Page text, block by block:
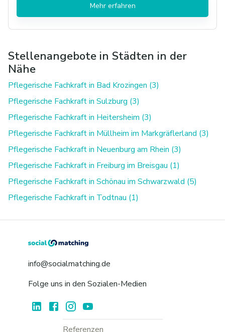
Mehr erfahren
Stellenangebote in Städten in der
Nähe
Pflegerische Fachkraft in Bad Krozingen (3)
Pflegerische Fachkraft in Sulzburg (3)
Pflegerische Fachkraft in Heitersheim (3)
Pflegerische Fachkraft in Müllheim im Markgräflerland (3)
Pflegerische Fachkraft in Neuenburg am Rhein (3)
Pflegerische Fachkraft in Freiburg im Breisgau (1)
Pflegerische Fachkraft in Schönau im Schwarzwald (5)
Pflegerische Fachkraft in Todtnau (1)
info@socialmatching.de
Folge uns in den Sozialen-Medien
Referenzen